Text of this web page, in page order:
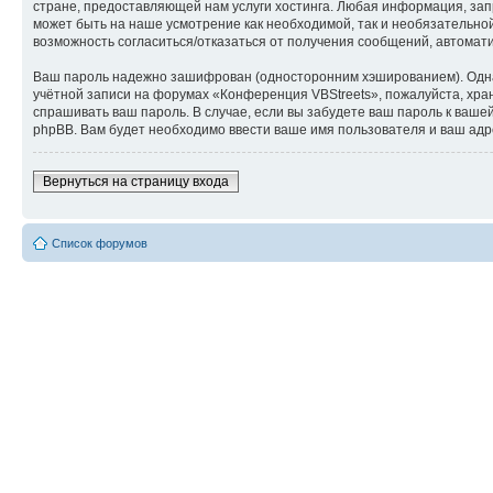
стране, предоставляющей нам услуги хостинга. Любая информация,
может быть на наше усмотрение как необходимой, так и
возможность согласиться/отказаться от получения сообщений,
Ваш пароль надежно зашифрован (односторонним хэшированием).
учётной записи на форумах «Конференция VBStreets», пожалуйста,
спрашивать ваш пароль. В случае, если вы забудете ваш пароль к
phpBB. Вам будет необходимо ввести ваше имя пользователя и ваш
Вернуться на страницу входа
Список форумов